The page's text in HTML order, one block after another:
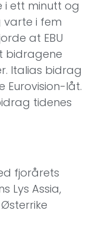
i ett minutt og
varte i fem
at EBU
bidragene
Italias bidrag
Eurovision-låt.
tidenes
fjorårets
Lys Assia,